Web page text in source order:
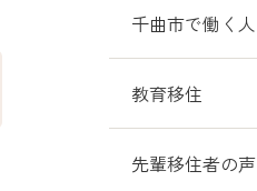
千曲市で働く人
教育移住
先輩移住者の声